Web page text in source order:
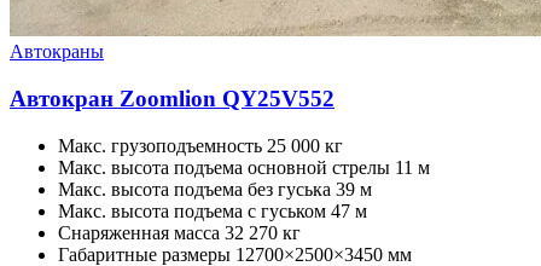
Автокраны
Автокран Zoomlion QY25V552
Макс. грузоподъемность 25 000 кг
Макс. высота подъема основной стрелы 11 м
Макс. высота подъема без гуська 39 м
Макс. высота подъема с гуськом 47 м
Снаряженная масса 32 270 кг
Габаритные размеры 12700×2500×3450 мм